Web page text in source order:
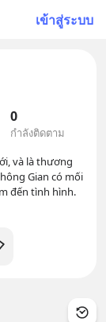
เข้าสู่ระบบ
0
กำลังติดตาม
và là thương
Gian có mối